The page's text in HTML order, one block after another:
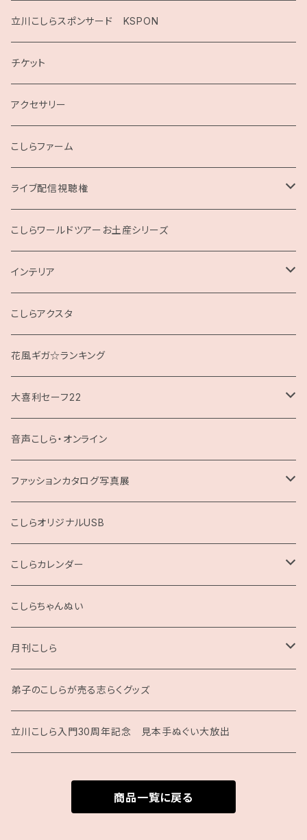
2020
2019
こしらガンベッタ
立川こしらスポンサード KSPON
チケット
アクセサリー
こしらファーム
ライブ配信視聴権
こしらの集いweb
こしらワールドツアーお土産シリーズ
インテリア
クッション
こしらアクスタ
花風ギガ☆ランキング
大喜利セーフ22
お題回答Tシャツ
音声こしら・オンライン
ファッションカタログ写真展
展示用A4サイズ
2L版
こしらオリジナルUSB
こしらカレンダー
2025
こしらちゃんぬい
月刊こしら
月刊こしら用ファイル
月刊こしらバックナンバーセット（紙版）
弟子のこしらが売る志らくグッズ
立川こしら入門30周年記念 見本手ぬぐい大放出
商品一覧に戻る